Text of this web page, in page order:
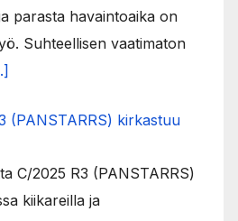
parasta havaintoaika on
Suhteellisen vaatimaton
(PANSTARRS) kirkastuu
C/2025 R3 (PANSTARRS)
kiikareilla ja